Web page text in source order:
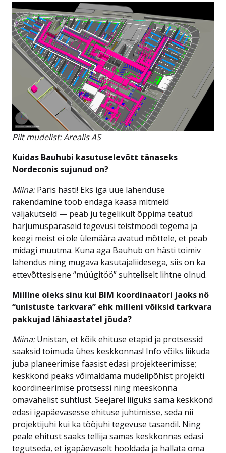
Pilt mudelist: Arealis AS
Kuidas Bauhubi kasutuselevõtt tänaseks
Nordeconis sujunud on?
Miina:Päris hästi! Eks iga uue lahenduse
rakendamine toob endaga kaasa mitmeid
väljakutseid — peab ju tegelikult õppima teatud
harjumuspäraseid tegevusi teistmoodi tegema ja
keegi meist ei ole ülemäära avatud mõttele, et peab
midagi muutma. Kuna aga Bauhub on hästi toimiv
lahendus ning mugava kasutajaliidesega, siis on ka
ettevõttesisene “müügitöö” suhteliselt lihtne olnud.
Milline oleks sinu kui BIM koordinaatori jaoks nö
“unistuste tarkvara” ehk milleni võiksid tarkvara
pakkujad lähiaastatel jõuda?
Miina:Unistan, et kõik ehituse etapid ja protsessid
saaksid toimuda ühes keskkonnas! Info võiks liikuda
juba planeerimise faasist edasi projekteerimisse;
keskkond peaks võimaldama mudelipõhist projekti
koordineerimise protsessi ning meeskonna
omavahelist suhtlust. Seejärel liiguks sama keskkond
edasi igapäevasesse ehituse juhtimisse, seda nii
projektijuhi kui ka tööjuhi tegevuse tasandil. Ning
peale ehitust saaks tellija samas keskkonnas edasi
tegutseda, et igapäevaselt hooldada ja hallata oma